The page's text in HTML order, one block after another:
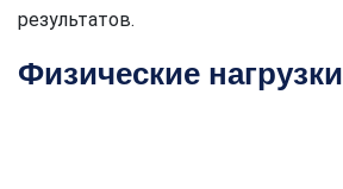
результатов.
Физические нагрузки